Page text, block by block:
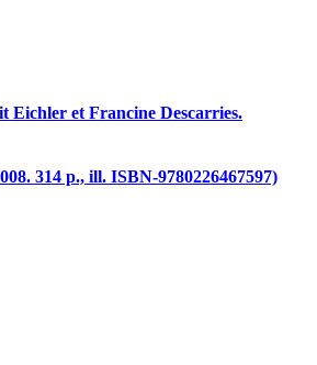
et Francine Descarries.
314 p., ill. ISBN-9780226467597)